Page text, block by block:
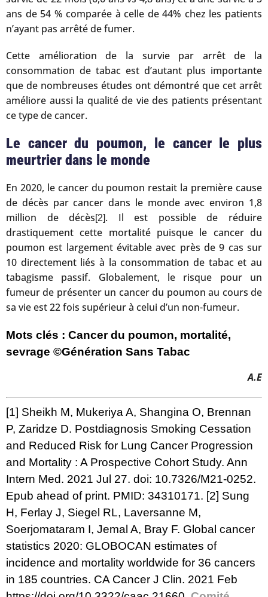
ans de 54 % comparée à celle de 44% chez les patients
n’ayant pas arrêté de fumer.
Cette amélioration de la survie par arrêt de la
consommation de tabac est d’autant plus importante
que de nombreuses études ont démontré que cet arrêt
améliore aussi la qualité de vie des patients présentant
ce type de cancer.
Le cancer du poumon, le cancer le plus
meurtrier dans le monde
En 2020, le cancer du poumon restait la première cause
de décès par cancer dans le monde avec environ 1,8
million de décès[2]. Il est possible de réduire
drastiquement cette mortalité puisque le cancer du
poumon est largement évitable avec près de 9 cas sur
10 directement liés à la consommation de tabac et au
tabagisme passif. Globalement, le risque pour un
fumeur de présenter un cancer du poumon au cours de
sa vie est 22 fois supérieur à celui d’un non-fumeur.
Mots clés : Cancer du poumon, mortalité,
sevrage ©Génération Sans Tabac
A.E
[1] Sheikh M, Mukeriya A, Shangina O, Brennan
P, Zaridze D. Postdiagnosis Smoking Cessation
and Reduced Risk for Lung Cancer Progression
and Mortality : A Prospective Cohort Study. Ann
Intern Med. 2021 Jul 27. doi: 10.7326/M21-0252.
Epub ahead of print. PMID: 34310171. [2] Sung
H, Ferlay J, Siegel RL, Laversanne M,
Soerjomataram I, Jemal A, Bray F. Global cancer
statistics 2020: GLOBOCAN estimates of
incidence and mortality worldwide for 36 cancers
in 185 countries. CA Cancer J Clin. 2021 Feb